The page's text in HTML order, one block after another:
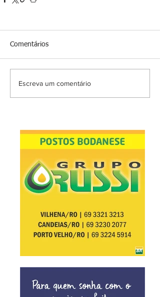
Comentários
Escreva um comentário